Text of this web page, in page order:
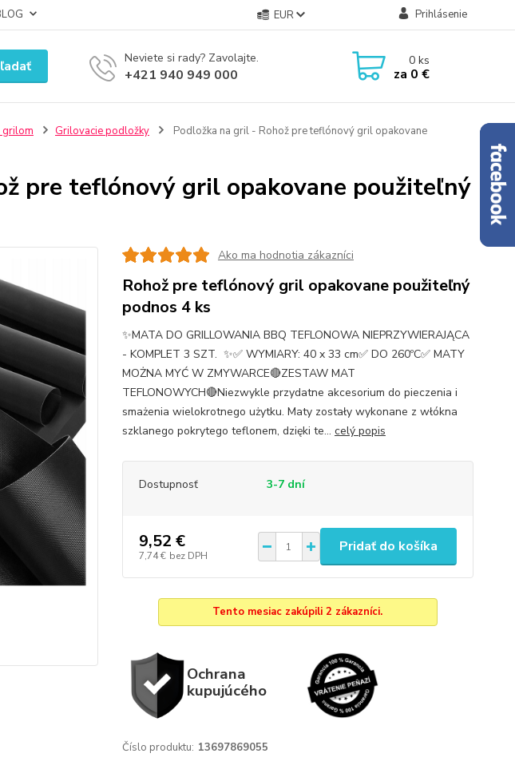
EUR Prihlásenie
Neviete si rady? Zavolajte.
+421 940 949 000
0ks
za 0 €
grilom Grilovacie podložky
Podložka na gril - Rohož pre teflónový gril opakovane
pre teflónový gril opakovane použiteľný
Ako ma hodnotia zákazníci
Rohož pre teflónový gril opakovane použiteľný
podnos 4 ks
✨MATA DO GRILLOWANIA BBQ TEFLONOWA NIEPRZYWIERAJĄCA
- KOMPLET 3 SZT. ✨✅ WYMIARY: 40 x 33 cm✅ DO 260ºC✅ MATY
MOŻNA MYĆ W ZMYWARCE🔴ZESTAW MAT
TEFLONOWYCH🔴Niezwykle przydatne akcesorium do pieczenia i
smażenia wielokrotnego użytku. Maty zostały wykonane z włókna
szklanego pokrytego teflonem, dzięki te... celý popis
Dostupnosť 3-7 dní
9,52 €
7,74 € bez DPH
Pridať do košíka
Tento mesiac zakúpili 2 zákazníci.
Ochrana
kupujúcého
Číslo produktu: 13697869055